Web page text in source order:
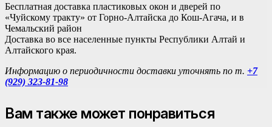
Бесплатная доставка пластиковых окон и дверей по
«Чуйскому тракту» от Горно-Алтайска до Кош-Агача, и в
Чемальский район
Доставка во все населенные пункты Республики Алтай и
Алтайского края.
Информацию о периодичности доставки уточнять по т. +7
(929) 323-81-98
Вам также может понравиться